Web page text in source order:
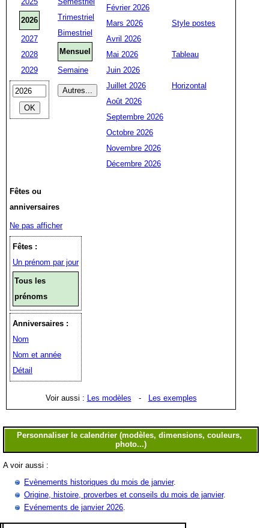
2026
2027
2028
2029
Trimestriel
Bimestriel
Mensuel
Semaine
Février 2026
Mars 2026
Avril 2026
Mai 2026
Juin 2026
Juillet 2026
Août 2026
Septembre 2026
Octobre 2026
Novembre 2026
Décembre 2026
Style postes
Tableau
Horizontal
Fêtes ou
anniversaires
Ne pas afficher
Fêtes :
Un prénom par jour
Tous les
prénoms
Anniversaires :
Nom
Nom et année
Détail
Voir aussi : Les modèles - Les exemples
A voir aussi :
Evènements historiques du mois de janvier.
Origine, histoire, proverbes et conseils du mois de janvier.
Evénements de janvier 2026.